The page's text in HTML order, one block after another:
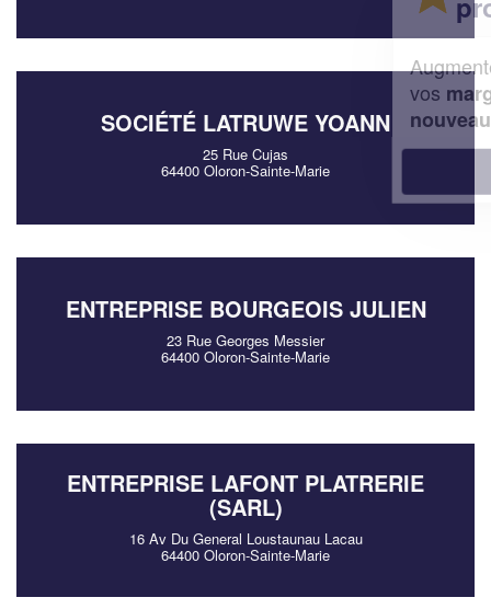
SOCIÉTÉ LATRUWE YOANN
25 Rue Cujas
64400 Oloron-Sainte-Marie
ENTREPRISE BOURGEOIS JULIEN
23 Rue Georges Messier
64400 Oloron-Sainte-Marie
ENTREPRISE LAFONT PLATRERIE
(SARL)
16 Av Du General Loustaunau Lacau
64400 Oloron-Sainte-Marie
Augmentez votrechiffre d'affaireset
tout en gagnant de
nouveaux clients!
En savoir plus